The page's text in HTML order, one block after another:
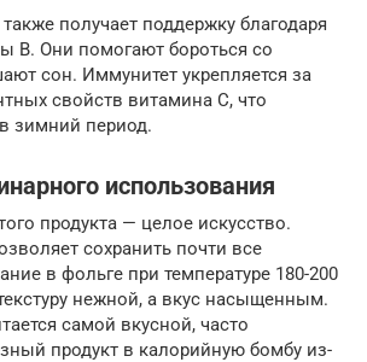
получает поддержку благодаря
B. Они помогают бороться со
сон. Иммунитет укрепляется за
свойств витамина С, что
зимний период.
использования
продукта — целое искусство.
сохранить почти все
в фольге при температуре 180-200
нежной, а вкус насыщенным.
самой вкусной, часто
продукт в калорийную бомбу из-